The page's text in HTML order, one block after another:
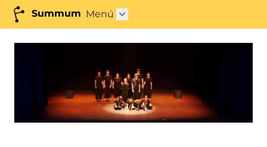
Summum Menú Abrir submenú"